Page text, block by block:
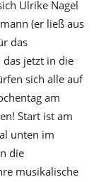
Ulrike Nagel
(er ließ aus
das
das jetzt in die
sich alle auf
am
Start ist am
unten im
die
musikalische